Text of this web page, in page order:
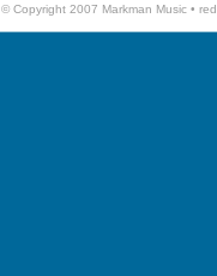
© Copyright 2007 Markman Music •